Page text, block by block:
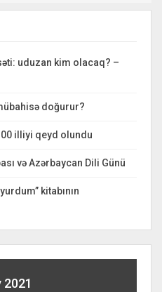
uduzan kim olacaq? –
doğurur?
illiyi qeyd olundu
və Azərbaycan Dili Günü
kitabının
2021